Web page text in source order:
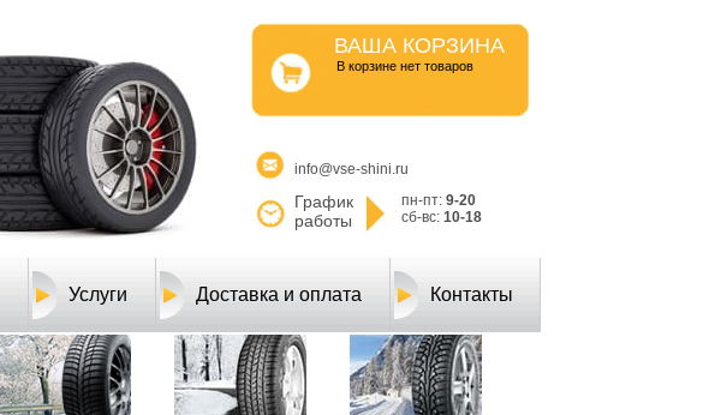
ВАША КОРЗИНА
B корзине нет товаров
info@vse-shini.ru
График
работы
пн-пт: 9-20
сб-вс: 10-18
Услуги Доставка и оплата Контакты